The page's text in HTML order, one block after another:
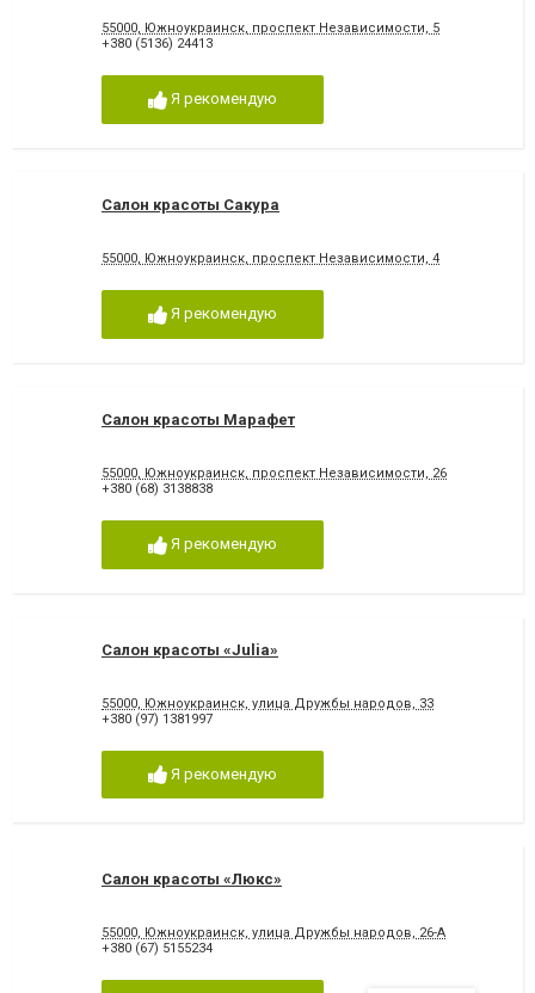
55000, Южноукраинск, проспект Независимости, 5
+380 (5136) 24413
Я рекомендую
Салон красоты Сакура
55000, Южноукраинск, проспект Независимости, 4
Я рекомендую
Салон красоты Марафет
55000, Южноукраинск, проспект Независимости, 26
+380 (68) 3138838
Я рекомендую
Салон красоты «Julia»
55000, Южноукраинск, улица Дружбы народов, 33
+380 (97) 1381997
Я рекомендую
Салон красоты «Люкс»
55000, Южноукраинск, улица Дружбы народов, 26-А
+380 (67) 5155234